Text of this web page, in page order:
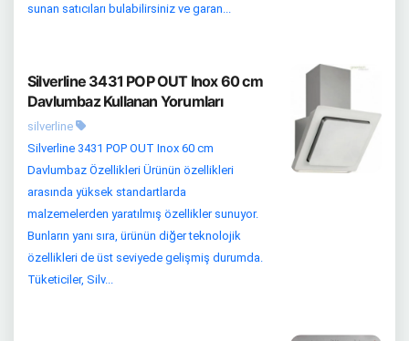
sunan satıcıları bulabilirsiniz ve garan...
Silverline 3431 POP OUT Inox 60 cm
Davlumbaz Kullanan Yorumları
silverline
Silverline 3431 POP OUT Inox 60 cm
Davlumbaz Özellikleri Ürünün özellikleri
arasında yüksek standartlarda
malzemelerden yaratılmış özellikler sunuyor.
Bunların yanı sıra, ürünün diğer teknolojik
özellikleri de üst seviyede gelişmiş durumda.
Tüketiciler, Silv...